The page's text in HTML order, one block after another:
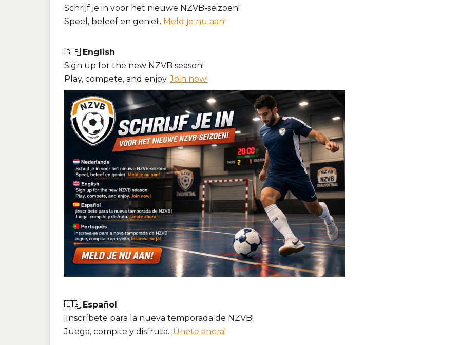
Schrijf je in voor het nieuwe NZVB-seizoen!
Speel, beleef en geniet. Meld je nu aan!
🇬🇧 English
Sign up for the new NZVB season!
Play, compete, and enjoy.Join now!
🇪🇸 Español
¡Inscríbete para la nueva temporada de NZVB!
Juega, compite y disfruta. ¡Únete ahora!